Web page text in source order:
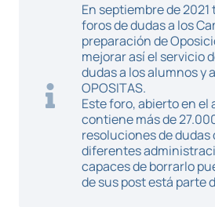
En septiembre de
foros de dudas a los
preparación de
mejorar así el servicio
dudas a los alumnos y
OPOSITAS.
Este foro, abierto en el
contiene más de
resoluciones de dudas
diferentes
capaces de borrarlo
de sus post está parte